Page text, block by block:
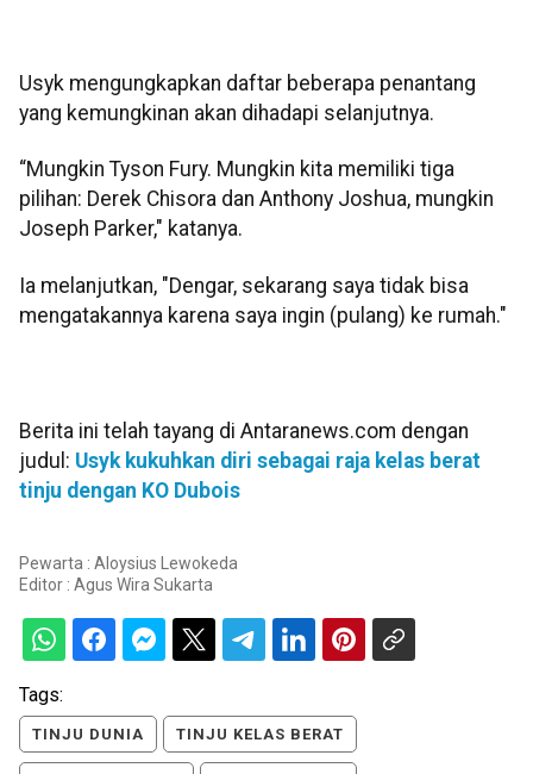
Usyk mengungkapkan daftar beberapa penantang
yang kemungkinan akan dihadapi selanjutnya.
“Mungkin Tyson Fury. Mungkin kita memiliki tiga
pilihan: Derek Chisora dan Anthony Joshua, mungkin
Joseph Parker," katanya.
Ia melanjutkan, "Dengar, sekarang saya tidak bisa
mengatakannya karena saya ingin (pulang) ke rumah."
Berita ini telah tayang di Antaranews.com dengan
judul: Usyk kukuhkan diri sebagai raja kelas berat
tinju dengan KO Dubois
Pewarta : Aloysius Lewokeda
Editor : Agus Wira Sukarta
Tags:
TINJU DUNIA TINJU KELAS BERAT